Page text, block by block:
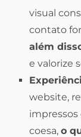
visual
contato
além
e valorize
website,
impressos
coesa, o